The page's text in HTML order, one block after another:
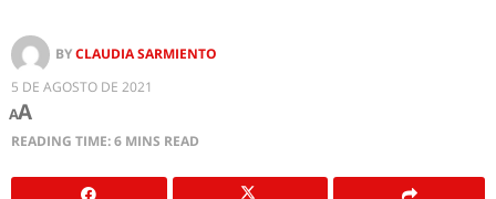
BYCLAUDIA SARMIENTO
5 DE AGOSTO DE 2021
AA
READING TIME: 6 MINS READ